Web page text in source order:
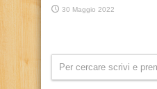
30 Maggio 2022